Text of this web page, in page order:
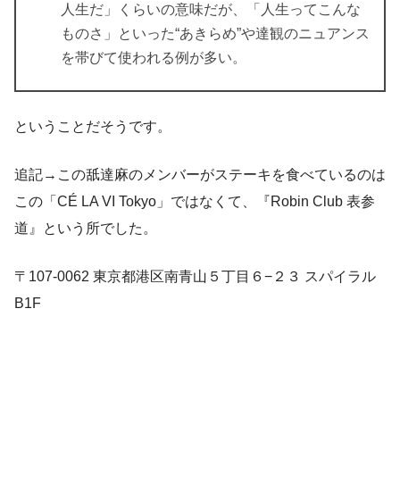
人生だ」くらいの意味だが、「人生ってこんな
ものさ」といった“あきらめ”や達観のニュアンス
を帯びて使われる例が多い。
ということだそうです。
追記→この舐達麻のメンバーがステーキを食べているのは
この「CÉ LA VI Tokyo」ではなくて、『Robin Club 表参
道』という所でした。
〒107-0062 東京都港区南青山５丁目６−２３ スパイラル
B1F